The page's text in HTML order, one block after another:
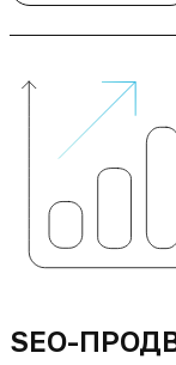
SEO-